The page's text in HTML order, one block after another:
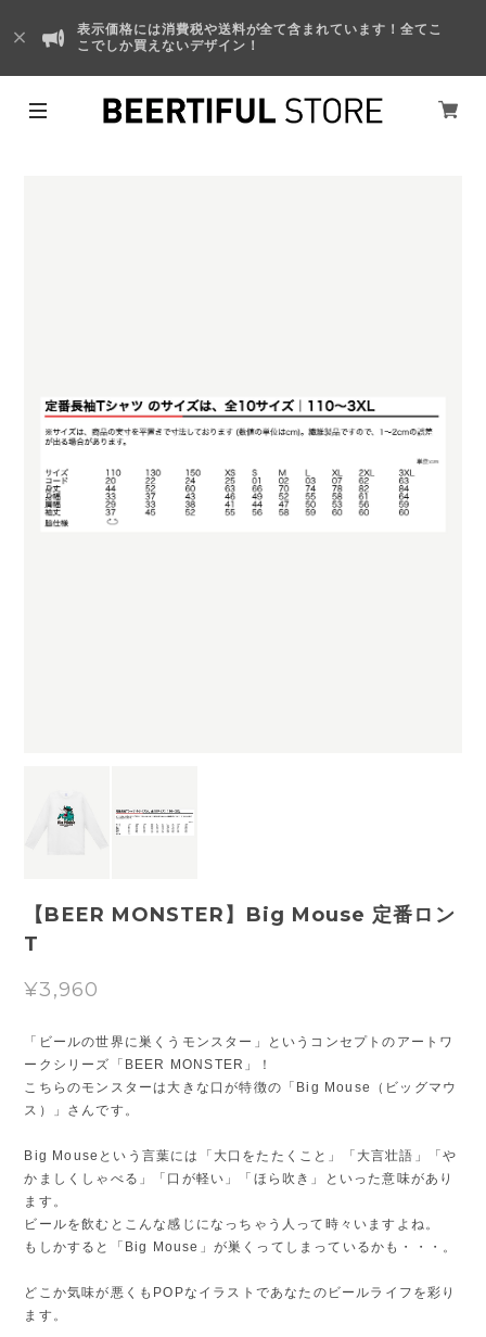
表示価格には消費税や送料が全て含まれています！全てこ
こでしか買えないデザイン！
【BEER MONSTER】Big Mouse 定番ロン
T
¥3,960
「ビールの世界に巣くうモンスター」というコンセプトのアートワ
ークシリーズ「BEER MONSTER」！
こちらのモンスターは大きな口が特徴の「Big Mouse（ビッグマウ
ス）」さんです。
Big Mouseという言葉には「大口をたたくこと」「大言壮語」「や
かましくしゃべる」「口が軽い」「ほら吹き」といった意味があり
ます。
ビールを飲むとこんな感じになっちゃう人って時々いますよね。
もしかすると「Big Mouse」が巣くってしまっているかも・・・。
どこか気味が悪くもPOPなイラストであなたのビールライフを彩り
ます。